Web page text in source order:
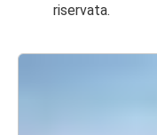
riservata.